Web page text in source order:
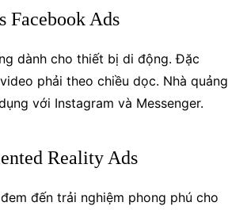
Facebook Ads
dành cho thiết bị di động. Đặc
phải theo chiều dọc. Nhà quảng
với Instagram và Messenger.
Reality Ads
đến trải nghiệm phong phú cho